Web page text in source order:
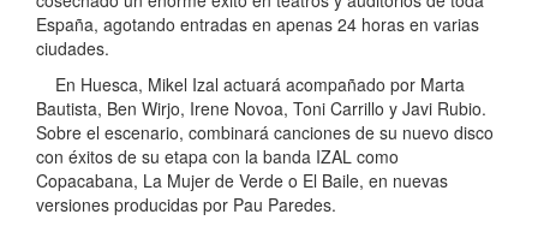
España, agotando entradas en apenas 24 horas en varias
ciudades.
En Huesca, Mikel Izal actuará acompañado por Marta
Bautista, Ben Wirjo, Irene Novoa, Toni Carrillo y Javi Rubio.
Sobre el escenario, combinará canciones de su nuevo disco
con éxitos de su etapa con la banda IZAL como
Copacabana, La Mujer de Verde o El Baile, en nuevas
versiones producidas por Pau Paredes.